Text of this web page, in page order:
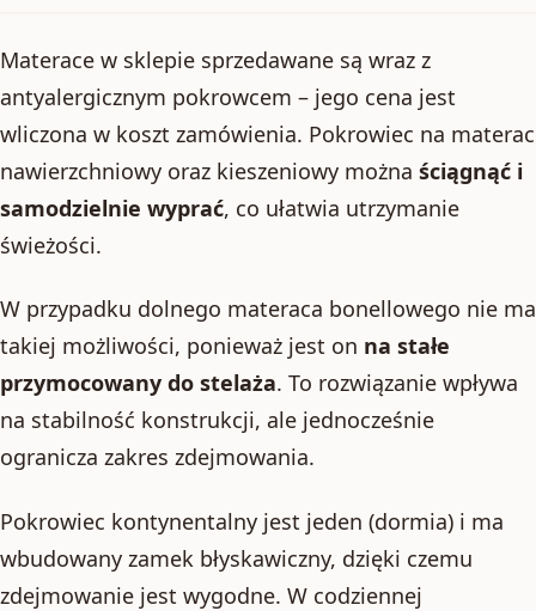
Materace w sklepie sprzedawane są wraz z
antyalergicznym pokrowcem – jego cena jest
wliczona w koszt zamówienia. Pokrowiec na materac
nawierzchniowy oraz kieszeniowy można ściągnąć i
samodzielnie wyprać, co ułatwia utrzymanie
świeżości.
W przypadku dolnego materaca bonellowego nie ma
takiej możliwości, ponieważ jest on na stałe
przymocowany do stelaża. To rozwiązanie wpływa
na stabilność konstrukcji, ale jednocześnie
ogranicza zakres zdejmowania.
Pokrowiec kontynentalny jest jeden (dormia) i ma
wbudowany zamek błyskawiczny, dzięki czemu
zdejmowanie jest wygodne. W codziennej